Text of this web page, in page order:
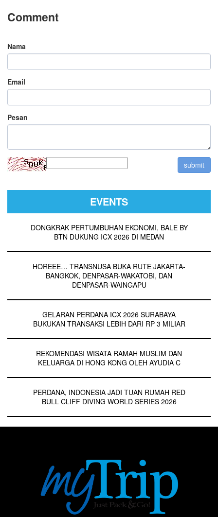
Comment
Nama
Email
Pesan
EVENTS
DONGKRAK PERTUMBUHAN EKONOMI, BALE BY
BTN DUKUNG ICX 2026 DI MEDAN
HOREEE… TRANSNUSA BUKA RUTE JAKARTA-
BANGKOK, DENPASAR-WAKATOBI, DAN
DENPASAR-WAINGAPU
GELARAN PERDANA ICX 2026 SURABAYA
BUKUKAN TRANSAKSI LEBIH DARI RP 3 MILIAR
REKOMENDASI WISATA RAMAH MUSLIM DAN
KELUARGA DI HONG KONG OLEH AYUDIA C
PERDANA, INDONESIA JADI TUAN RUMAH RED
BULL CLIFF DIVING WORLD SERIES 2026